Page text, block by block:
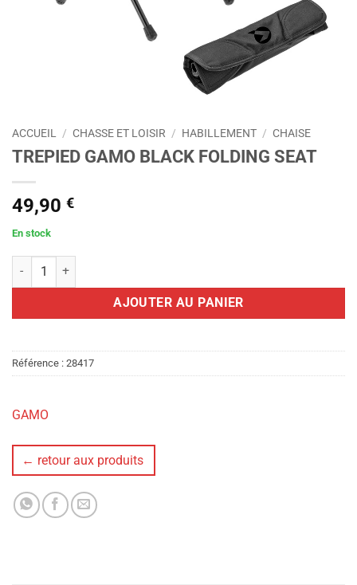
ACCUEIL / CHASSE ET LOISIR / HABILLEMENT / CHAISE
TREPIED GAMO BLACK FOLDING SEAT
49,90 €
En stock
quantité de TREPIED GAMO BLACK FOLDING SEAT
AJOUTER AU PANIER
Référence : 28417
GAMO
← retour aux produits